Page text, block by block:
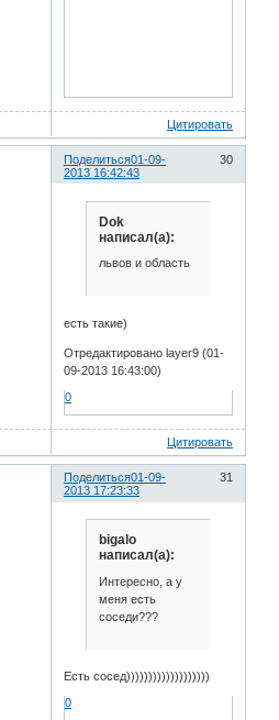
Цитировать
Поделиться 30
01-09-
2013 16:42:43
Dok
написал(а):
львов и область
есть такие)
Отредактировано layer9 (01-
09-2013 16:43:00)
0
Цитировать
Поделиться 31
01-09-
2013 17:23:33
bigalo
написал(а):
Интересно, а у
меня есть
соседи???
Есть сосед)))))))))))))))))))
0